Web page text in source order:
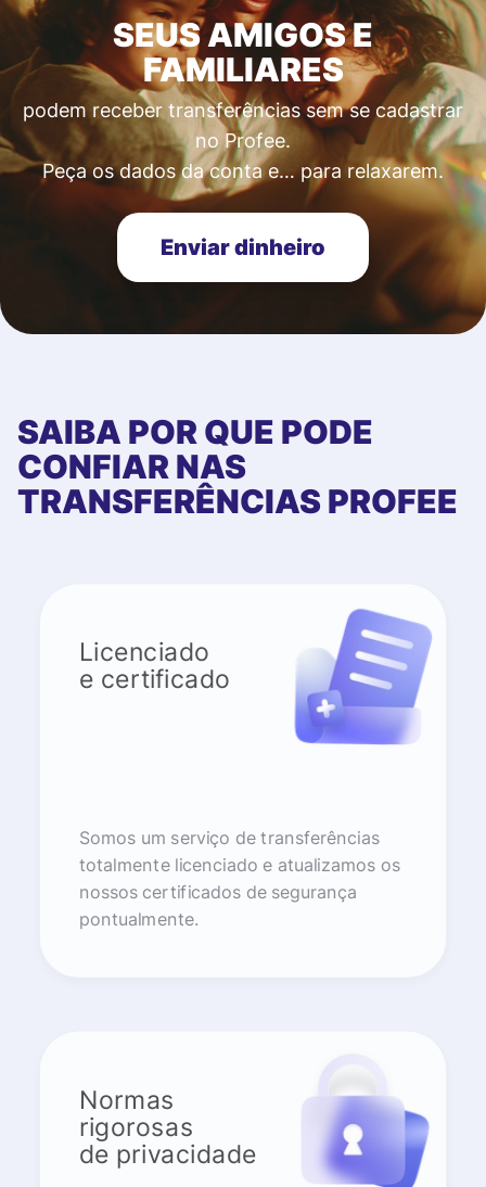
SEUS AMIGOS E
FAMILIARES
podem receber transferências sem se cadastrar
no Profee.
Peça os dados da conta e… para relaxarem.
Enviar dinheiro
SAIBA POR QUE PODE
CONFIAR NAS
TRANSFERÊNCIAS PROFEE
Licenciado
e certificado
Somos um serviço de transferências
totalmente licenciado e atualizamos os
nossos certificados de segurança
pontualmente.
Normas
rigorosas
de privacidade